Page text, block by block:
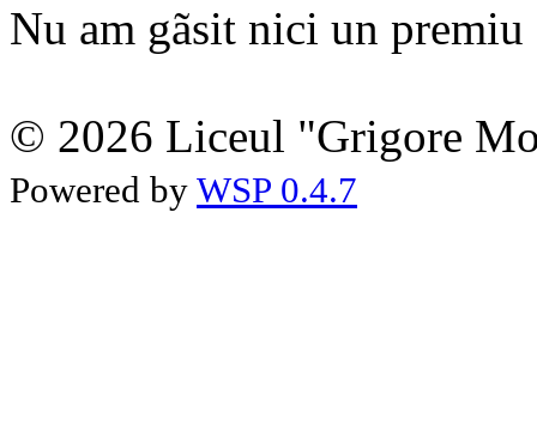
Nu am gãsit nici un premiu
© 2026 Liceul "Grigore
Powered by WSP 0.4.7